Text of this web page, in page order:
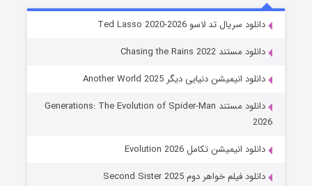
خاندان اژدها فصل ۳دانلود سریال تد لاسو Ted Lasso 2020-2026
دانلود مستند Chasing the Rains 2022
دانلود انیمیشن دنیایی دیگر Another World 2025
دانلود مستند Generations: The Evolution of Spider-Man
2026
دانلود انیمیشن تکامل Evolution 2026
دانلود فیلم خواهر دوم Second Sister 2025